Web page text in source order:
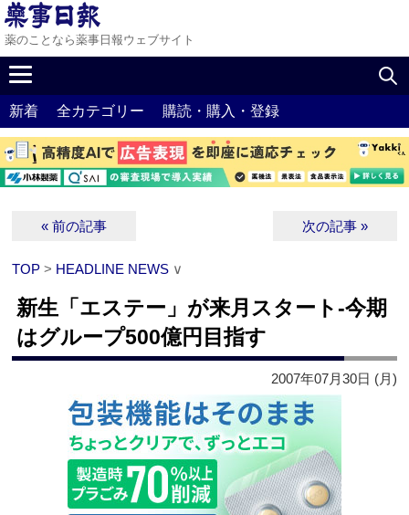
薬のことなら薬事日報ウェブサイト
新着 全カテゴリー 購読・購入・登録
« 前の記事 次の記事 »
TOP > HEADLINE NEWS ∨
新生「エステー」が来月スタート‐今期
はグループ500億円目指す
2007年07月30日 (月)